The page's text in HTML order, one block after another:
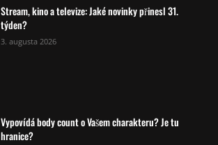
Stream, kino a televize: Jaké novinky přinesl 31.
týden?
3. augusta 2026
Vypovídá body count o Vašem charakteru? Je tu
hranice?